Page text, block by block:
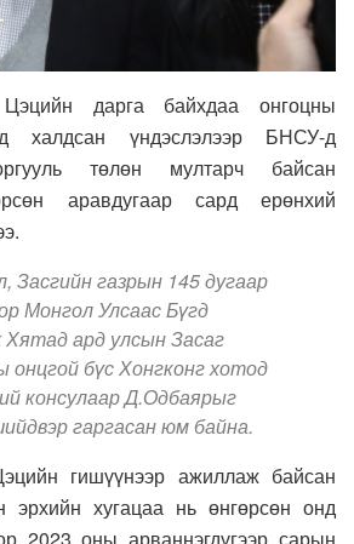
дарга байхдаа онгоцны
халдсан үндэслэлээр БНСУ-д
төлөн мултарч байсан
аравдугаар сард ерөнхий
Засгийн газрын 145 дугаар
Монгол Улсаас Бүгд
Хятад ард улсын Засаг
онцгой бүс Хонгконг хотод
консулаар Д.Одбаярыг
гаргасан юм байна.
гишүүнээр ажиллаж байсан
эрхийн хугацаа нь өнгөрсөн онд
2023 оны арваннэгдүгээр сарын